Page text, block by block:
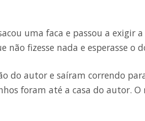
uma faca e passou a exigir
fizesse nada e esperasse o
do autor e saíram correndo
foram até a casa do autor.